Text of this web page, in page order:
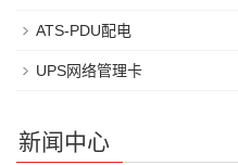
ATS-PDU配电
UPS网络管理卡
新闻中心